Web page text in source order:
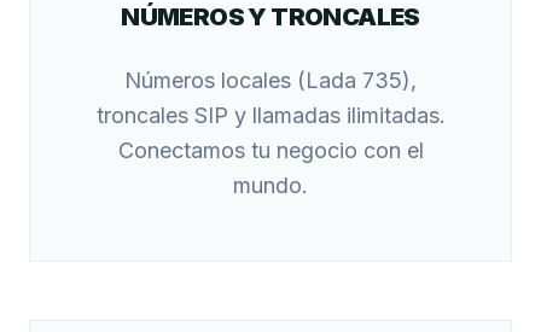
NÚMEROS Y TRONCALES
Números locales (Lada 735),
troncales SIP y llamadas ilimitadas.
Conectamos tu negocio con el
mundo.